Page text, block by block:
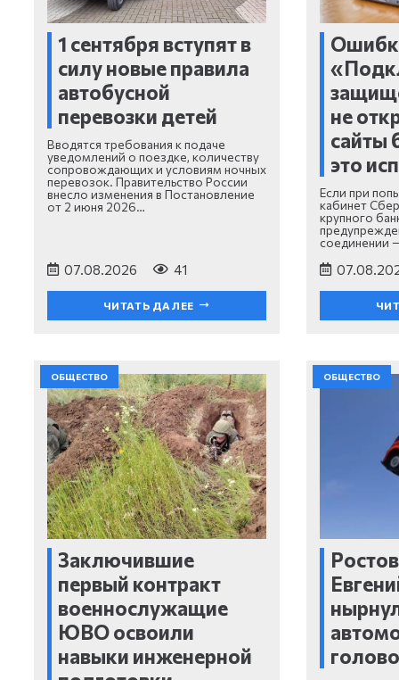
1 сентября вступят в
силу новые правила
автобусной
перевозки детей
Вводятся требования к подаче
уведомлений о поездке, количеству
сопровождающих и условиям ночных
перевозок. Правительство России
внесло изменения в Постановление
от 2 июня 2026…
07.08.2026 41
ЧИТАТЬ ДАЛЕЕ
не
сайты
это
Если при
кабинет
крупного
соединении
ОБЩЕСТВО
Заключившие
первый контракт
военнослужащие
ЮВО освоили
навыки инженерной
ОБЩЕСТВО